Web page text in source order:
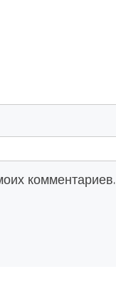
комментариев.